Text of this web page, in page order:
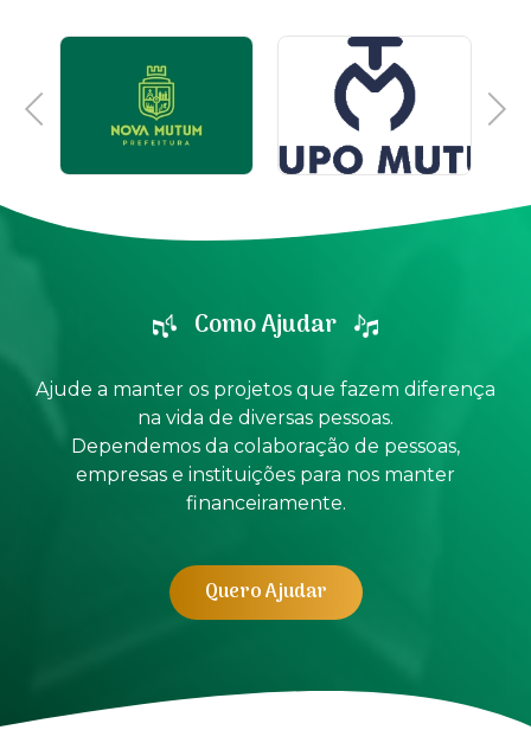
Previous Next
Como Ajudar
Ajude a manter os projetos que fazem diferença
na vida de diversas pessoas.
Dependemos da colaboração de pessoas,
empresas e instituições para nos manter
financeiramente.
Quero Ajudar